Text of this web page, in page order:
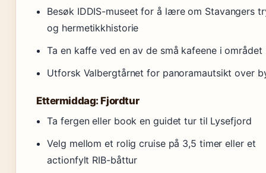
Besøk IDDIS-museet for å lære om Stavangers
og hermetikkhistorie
Ta en kaffe ved en av de små kafeene i området
Utforsk Valbergtårnet for panoramautsikt over
Ettermiddag: Fjordtur
Ta fergen eller book en guidet tur til Lysefjord
Velg mellom et rolig cruise på 3,5 timer eller et
actionfylt RIB-båttur